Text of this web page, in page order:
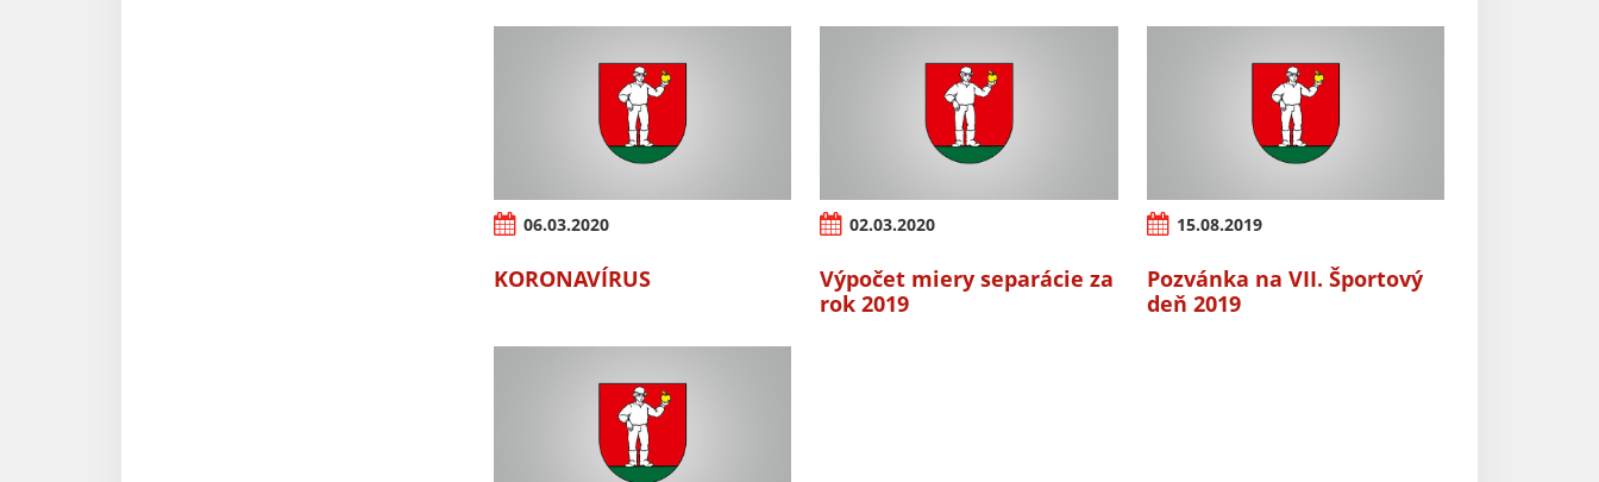
06.03.2020
KORONAVÍRUS
02.03.2020
Výpočet miery separácie za
rok 2019
15.08.2019
Pozvánka na VII. Športový
deň 2019